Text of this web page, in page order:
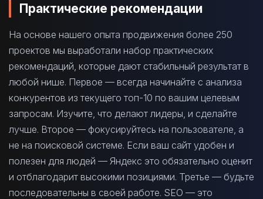
Практические рекомендации
На основе нашего опыта продвижения более 250
проектов мы выработали набор практических
рекомендаций, которые дают стабильный результат в
любой нише. Первое — всегда начинайте с анализа
конкурентов из текущего топ-10 по вашим целевым
запросам. Изучите, что делают лидеры, и сделайте
лучше. Второе — фокусируйтесь на пользователе, а
не на поисковой системе. Если ваш сайт удобен и
полезен для людей — Яндекс это обязательно оценит
и отблагодарит высокими позициями. Третье — будьте
последовательны в своей работе. SEO — это